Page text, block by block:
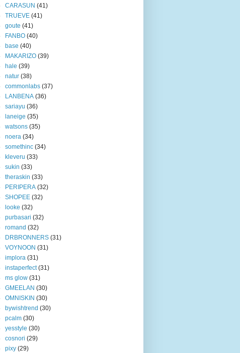
CARASUN (41)
TRUEVE (41)
goute (41)
FANBO (40)
base (40)
MAKARIZO (39)
hale (39)
natur (38)
commonlabs (37)
LANBENA (36)
sariayu (36)
laneige (35)
watsons (35)
noera (34)
somethinc (34)
kleveru (33)
sukin (33)
theraskin (33)
PERIPERA (32)
SHOPEE (32)
looke (32)
purbasari (32)
romand (32)
DRBRONNERS (31)
VOYNOON (31)
implora (31)
instaperfect (31)
ms glow (31)
GMEELAN (30)
OMNISKIN (30)
bywishtrend (30)
pcalm (30)
yesstyle (30)
cosnori (29)
pixy (29)